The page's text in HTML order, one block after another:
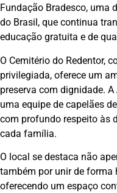
Fundação Bradesco, uma
do Brasil, que continua
educação gratuita e de
O Cemitério do Redentor,
privilegiada, oferece um
preserva com dignidade.
uma equipe de capelães
com profundo respeito às
cada família.
O local se destaca não
também por unir de forma
oferecendo um espaço